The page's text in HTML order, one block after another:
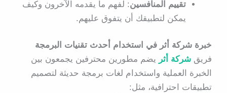
تقييم المنافسين: لفهم ما يقدمه الآخرون وكيف
يمكن لتطبيقك أن يتفوق عليهم.
خبرة شركة أثر في استخدام أحدث تقنيات البرمجة
فريق شركة أثر يضم مطورين محترفين يجمعون بين
الخبرة العملية واستخدام لغات برمجة حديثة لتصميم
تطبيقات احترافية، مثل: